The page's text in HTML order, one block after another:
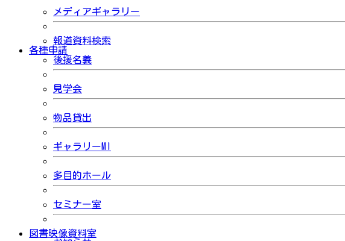
メディアギャラリー
報道資料検索
各種申請
後援名義
見学会
物品貸出
ギャラリーMI
多目的ホール
セミナー室
図書映像資料室